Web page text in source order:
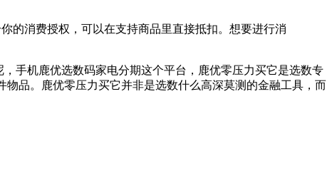
的消费授权，可以在支持商品里直接抵扣。想要进行消
手机鹿优选数码家电分期这个平台，鹿优零压力买它是选数专
品。鹿优零压力买它并非是选数什么高深莫测的金融工具，而